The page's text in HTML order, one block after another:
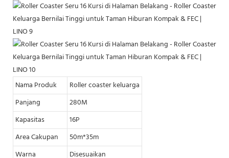
Nama Produk
Roller coaster keluarga
Panjang
280M
Kapasitas
16P
Area Cakupan
50m*35m
Warna
Disesuaikan